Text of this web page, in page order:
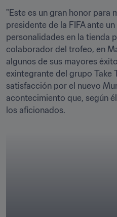
"Este es un gran honor para
presidente de la FIFA ante
personalidades en la tienda
colaborador del trofeo, en
algunos de sus mayores
exintegrante del grupo Take
satisfacción por el nuevo
acontecimiento que, según
los aficionados.